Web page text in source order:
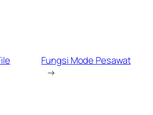
Fungsi Mode Pesawat
→